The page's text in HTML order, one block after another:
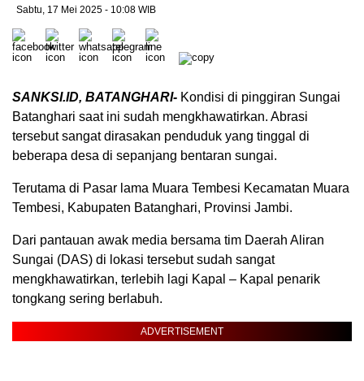
Sabtu, 17 Mei 2025 - 10:08 WIB
SANKSI.ID, BATANGHARI- Kondisi di pinggiran Sungai
Batanghari saat ini sudah mengkhawatirkan. Abrasi
tersebut sangat dirasakan penduduk yang tinggal di
beberapa desa di sepanjang bentaran sungai.
Terutama di Pasar lama Muara Tembesi Kecamatan Muara
Tembesi, Kabupaten Batanghari, Provinsi Jambi.
Dari pantauan awak media bersama tim Daerah Aliran
Sungai (DAS) di lokasi tersebut sudah sangat
mengkhawatirkan, terlebih lagi Kapal – Kapal penarik
tongkang sering berlabuh.
ADVERTISEMENT